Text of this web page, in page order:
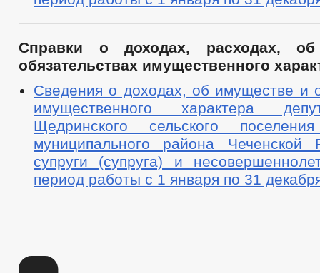
Справки о доходах, расходах,
обязательствах имущественного
Сведения о доходах, об имуществе и
имущественного характера
Щедринского сельского
муниципального района Чеченской
супруги (супруга) и
период работы с 1 января по 31